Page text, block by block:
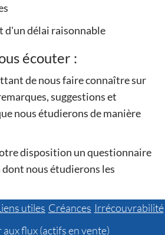
d'un délai raisonnable
écouter :
de nous faire connaître sur
suggestions et
nous étudierons de manière
disposition un questionnaire
nous étudierons les
utiles Créances Irrécouvrabilité
aux flux (actifs en vente)